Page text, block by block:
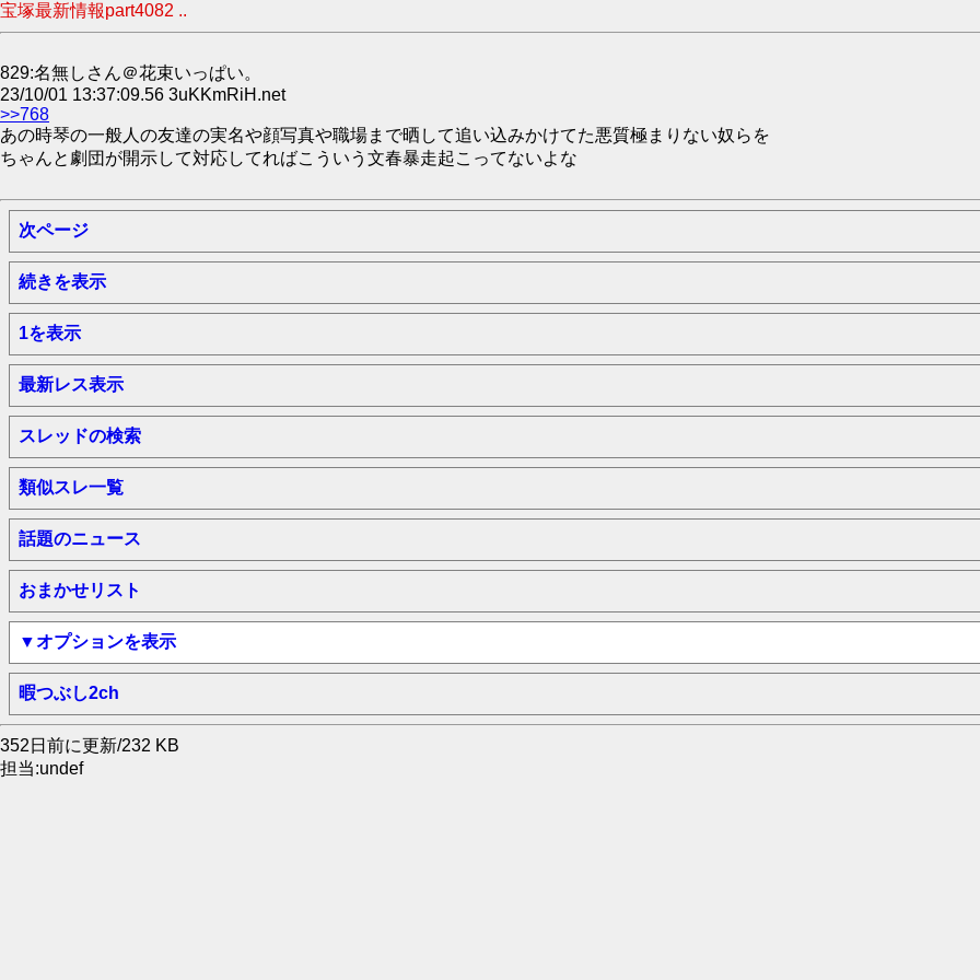
宝塚最新情報part4082 ..
829:名無しさん＠花束いっぱい。
23/10/01 13:37:09.56 3uKKmRiH.net
>>768
あの時琴の一般人の友達の実名や顔写真や職場まで晒して追い込みかけてた悪質極まりない奴らを
ちゃんと劇団が開示して対応してればこういう文春暴走起こってないよな
次ページ
続きを表示
1を表示
最新レス表示
スレッドの検索
類似スレ一覧
話題のニュース
おまかせリスト
▼オプションを表示
暇つぶし2ch
352日前に更新/232 KB
担当:undef